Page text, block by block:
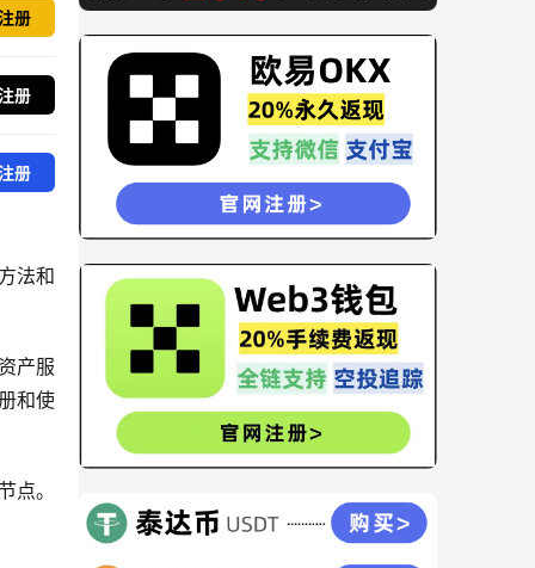
册
册
册
法和
产服
和使
点。